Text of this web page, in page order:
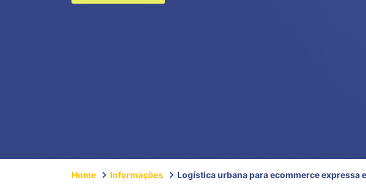
Home Informações Logística urbana para ecommerce expressa